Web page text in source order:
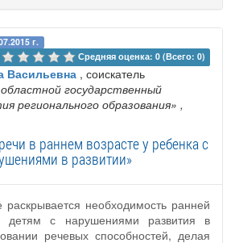
г.
Средняя оценка: 0 (Всего: 0)
Васильевна , соискатель
государственный
регионального образования» ,
в раннем возрасте у ребенка с
в развитии»
раскрывается необходимость ранней
детям с нарушениями развития в
речевых способностей, делая